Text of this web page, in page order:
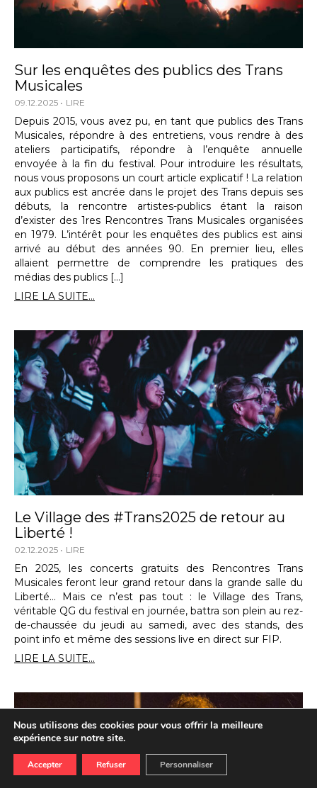
Sur les enquêtes des publics des Trans
Musicales
09.12.2025 LIRE
Depuis 2015, vous avez pu, en tant que publics des Trans
Musicales, répondre à des entretiens, vous rendre à des
ateliers participatifs, répondre à l’enquête annuelle
envoyée à la fin du festival. Pour introduire les résultats,
nous vous proposons un court article explicatif ! La relation
aux publics est ancrée dans le projet des Trans depuis ses
débuts, la rencontre artistes-publics étant la raison
d’exister des 1res Rencontres Trans Musicales organisées
en 1979. L’intérêt pour les enquêtes des publics est ainsi
arrivé au début des années 90. En premier lieu, elles
allaient permettre de comprendre les pratiques des
médias des publics […]
LIRE LA SUITE...
Le Village des #Trans2025 de retour au
Liberté !
02.12.2025 LIRE
En 2025, les concerts gratuits des Rencontres Trans
Musicales feront leur grand retour dans la grande salle du
Liberté… Mais ce n’est pas tout : le Village des Trans,
véritable QG du festival en journée, battra son plein au rez-
de-chaussée du jeudi au samedi, avec des stands, des
point info et même des sessions live en direct sur FIP.
LIRE LA SUITE...
Nous utilisons des cookies pour vous offrir la meilleure
expérience sur notre site.
Accepter Refuser Personnaliser